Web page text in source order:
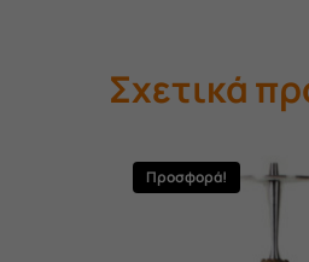
Σχετικά
Προσφορά!